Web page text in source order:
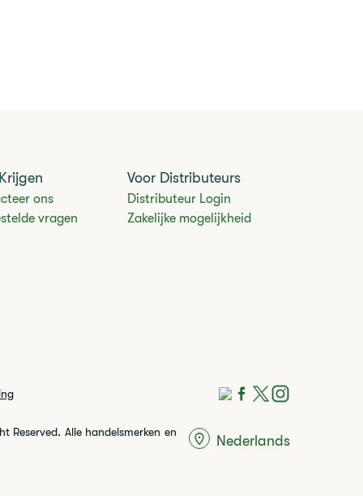
ons
vragen
Voor Distributeurs
Distributeur Login
Zakelijke mogelijkheid
Alle handelsmerken en
Nederlands